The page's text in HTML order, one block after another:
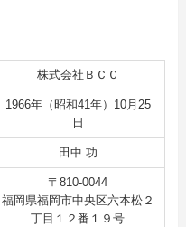
株式会社ＢＣＣ
1966年（昭和41年）10月25
日
田中 功
〒810-0044
福岡県福岡市中央区六本松２
丁目１２番１９号